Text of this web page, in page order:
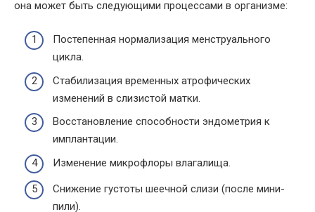
она может быть следующими процессами в организме:
Постепенная нормализация менструального
цикла.
Стабилизация временных атрофических
изменений в слизистой матки.
Восстановление способности эндометрия к
имплантации.
Изменение микрофлоры влагалища.
Снижение густоты шеечной слизи (после мини-
пили).